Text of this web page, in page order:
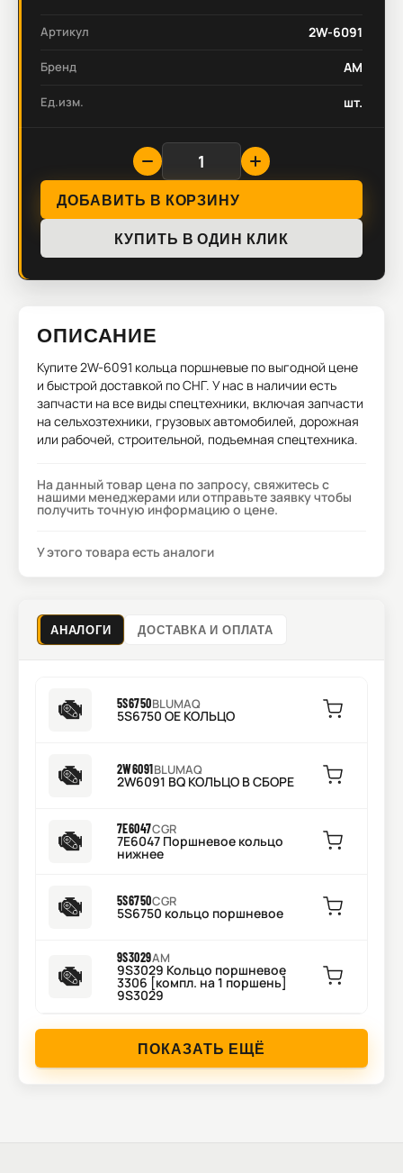
Артикул 2W-6091
Бренд AM
Ед.изм. шт.
ДОБАВИТЬ В КОРЗИНУ
КУПИТЬ В ОДИН КЛИК
ОПИСАНИЕ
Купите2W-6091 кольца поршневые по выгодной цене
и быстрой доставкой по СНГ. У нас в наличии есть
запчасти на все виды спецтехники, включая запчасти
на сельхозтехники, грузовых автомобилей, дорожная
или рабочей, строительной, подъемная спецтехника.
На данный товар цена по запросу, свяжитесь с
нашими менеджерами или отправьте заявку чтобы
получить точную информацию о цене.
У этого товара есть аналоги
АНАЛОГИ ДОСТАВКА И ОПЛАТА
5S6750BLUMAQ
5S6750 OE КОЛЬЦО
2W6091BLUMAQ
2W6091 BQ КОЛЬЦО В СБОРЕ
7E6047CGR
7E6047 Поршневое кольцо
нижнее
5S6750CGR
5S6750 кольцо поршневое
9S3029AM
9S3029 Кольцо поршневое
3306 [компл. на 1 поршень]
9S3029
ПОКАЗАТЬ ЕЩЁ